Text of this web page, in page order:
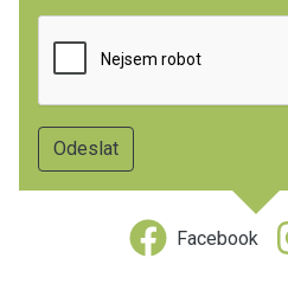
Facebook